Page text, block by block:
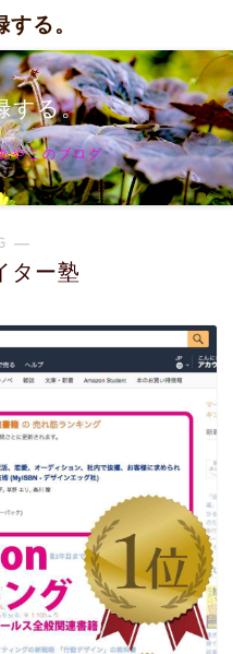
する。
する。
やこのブログ
―
ター塾